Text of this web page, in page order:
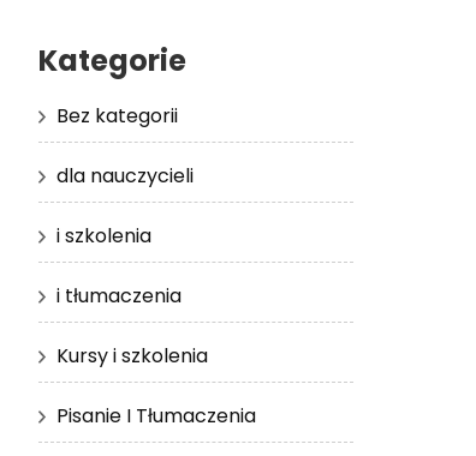
Kategorie
Bez kategorii
dla nauczycieli
i szkolenia
i tłumaczenia
Kursy i szkolenia
Pisanie I Tłumaczenia